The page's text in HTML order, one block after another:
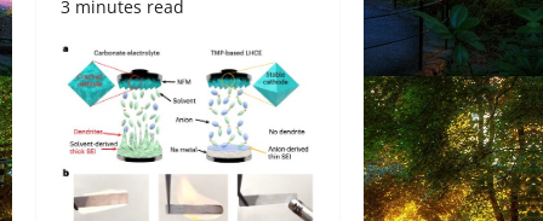
3 minutes read